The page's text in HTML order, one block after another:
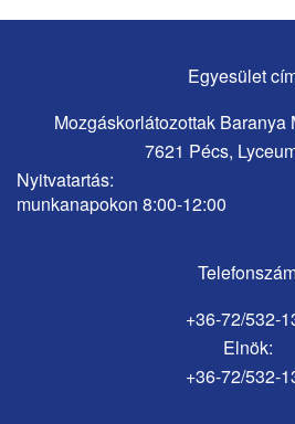
Egyesület
Mozgáskorlátozottak
7621 Pécs,
Nyitvatartás:
munkanapokon 8:00-12:00
+36-72/532-
Elnök:
+36-72/532-